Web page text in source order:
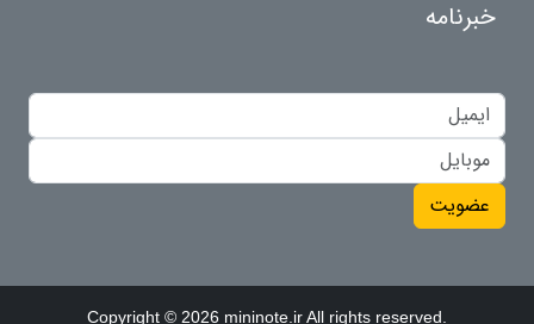
خبرنامه
عضویت
Copyright © 2026 mininote.ir All rights reserved.